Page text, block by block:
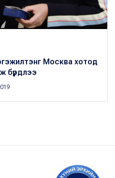
Москва хотод
бүрдлээ